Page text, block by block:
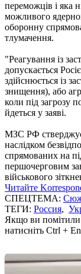
переможців і яка
можливого
оборонну
тлумачення.
"Реагування із
допускається
здійснюється із
знищення), або
коли під загрозу
йдеться у заяві.
МЗС РФ
наслідком
спрямованих на
першочерговим
військового
Читайте
СПЕЦТЕМА:
ТЕГИ: Россия,
Якщо ви помітили
натисніть Ctrl +